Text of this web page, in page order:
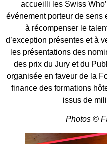
accueilli les Swiss
événement porteur de sens
à récompenser le
d’exception présentes et à
les présentations des
des prix du Jury et du
organisée en faveur de la
finance des formations
issus de
Photos ©